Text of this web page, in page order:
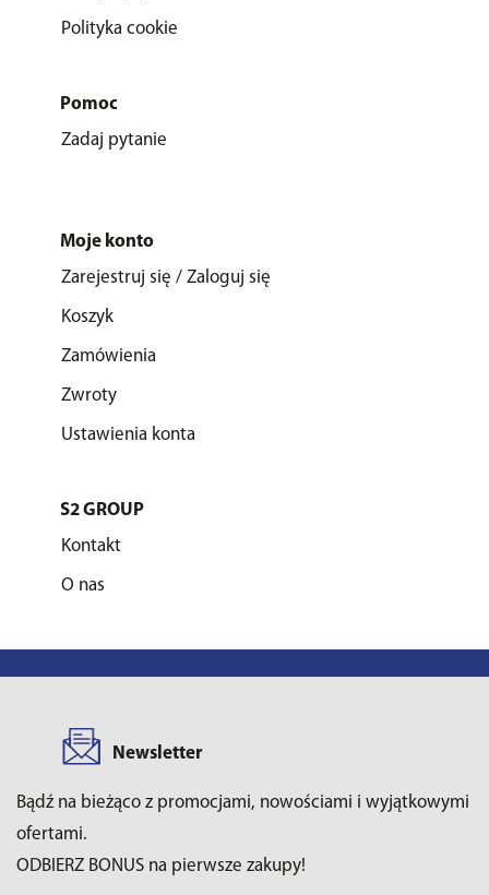
Polityka cookie
Pomoc
Zadaj pytanie
Moje konto
Zarejestruj się / Zaloguj się
Koszyk
Zamówienia
Zwroty
Ustawienia konta
S2 GROUP
Kontakt
O nas
Newsletter
Bądź na bieżąco z promocjami, nowościami i wyjątkowymi
ofertami.
ODBIERZ BONUS na pierwsze zakupy!